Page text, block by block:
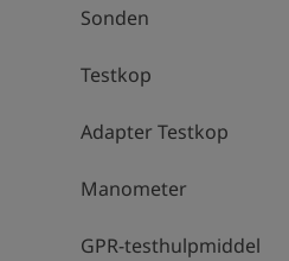
Sonden
Testkop
Adapter Testkop
Manometer
GPR-testhulpmiddel